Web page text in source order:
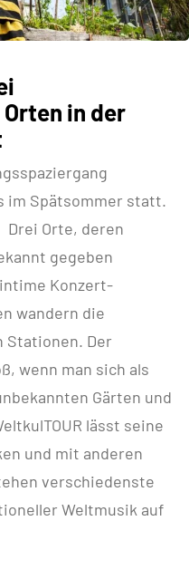
in der
im Spätsommer statt.
Drei Orte, deren
gegeben
Konzert-
wandern die
Stationen. Der
wenn man sich als
Gärten und
lässt seine
und mit anderen
verschiedenste
Weltmusik auf